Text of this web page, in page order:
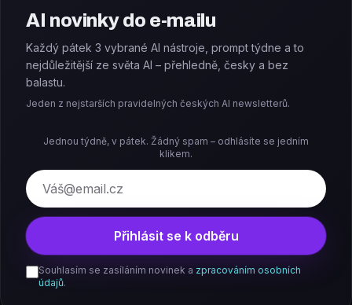
AI novinky do e-mailu
Každý pátek 3 vybrané AI nástroje, prompt týdne a to
nejdůležitější ze světa AI – přehledně, česky a bez
balastu.
Jeden z nejstarších pravidelných českých AI newsletterů.
Jednou týdně, v pátek. Žádný spam – odhlásíte se jedním
klikem.
E-mail
Přihlásit se k odběru
Souhlasím se zasíláním novinek a zpracováním osobních
údajů.